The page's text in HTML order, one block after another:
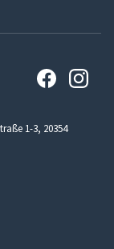
1-3, 20354